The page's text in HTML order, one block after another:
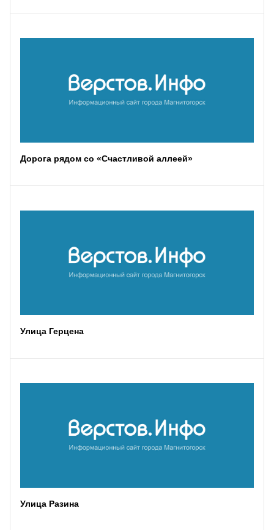
Дорога рядом со «Счастливой аллеей»
Улица Герцена
Улица Разина